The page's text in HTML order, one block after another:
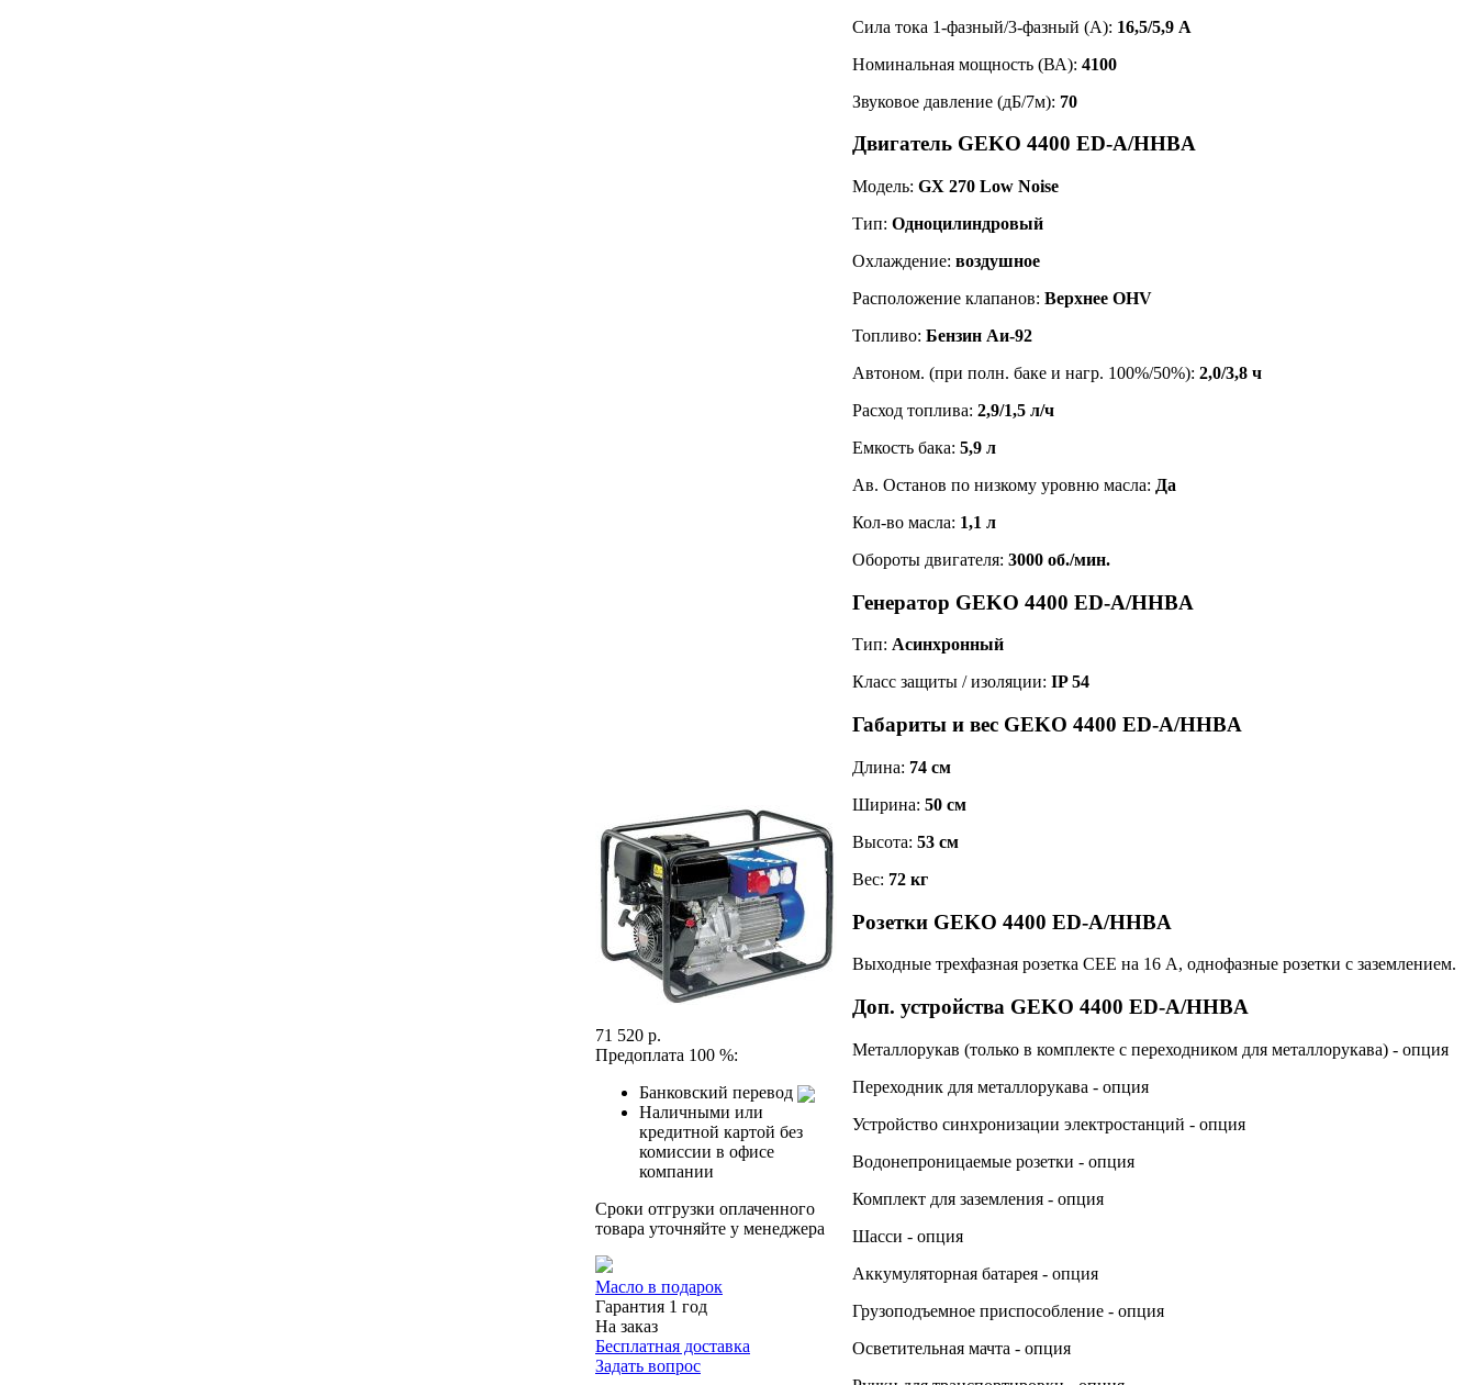
71 520 р.
Предоплата 100 %:
Банковский перевод
Наличными или
кредитной картой без
комиссии в офисе
компании
Сроки отгрузки оплаченного
товара уточняйте у менеджера
Масло в подарок
Гарантия 1 год
На заказ
Бесплатная доставка
Задать вопрос
Сила тока 1-фазный/3-фазный (А): 16,5/5,9 А
Номинальная мощность (ВА): 4100
Звуковое давление (дБ/7м): 70
Двигатель GEKO 4400 ED-A/HHBA
Модель: GX 270 Low Noise
Тип: Одноцилиндровый
Охлаждение: воздушное
Расположение клапанов: Верхнее OHV
Топливо: Бензин Аи-92
Автоном. (при полн. баке и нагр. 100%/50%): 2,0/3,8 ч
Расход топлива: 2,9/1,5 л/ч
Емкость бака: 5,9 л
Ав. Останов по низкому уровню масла: Да
Кол-во масла: 1,1 л
Обороты двигателя: 3000 об./мин.
Генератор GEKO 4400 ED-A/HHBA
Тип: Асинхронный
Класс защиты / изоляции: IP 54
Габариты и вес GEKO 4400 ED-A/HHBA
Длина: 74 см
Ширина: 50 см
Высота: 53 см
Вес: 72 кг
Розетки GEKO 4400 ED-A/HHBA
Выходные трехфазная розетка СЕЕ на 16 А, однофазные розетки с заземлением.
Доп. устройства GEKO 4400 ED-A/HHBA
Металлорукав (только в комплекте с переходником для металлорукава) - опция
Переходник для металлорукава - опция
Устройство синхронизации электростанций - опция
Водонепроницаемые розетки - опция
Комплект для заземления - опция
Шасси - опция
Аккумуляторная батарея - опция
Грузоподъемное приспособление - опция
Осветительная мачта - опция